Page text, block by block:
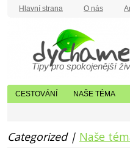
Hlavní strana O nás
Tipy pro spokojenější
CESTOVÁNÍ NAŠE TÉMA
Categorized | Naše